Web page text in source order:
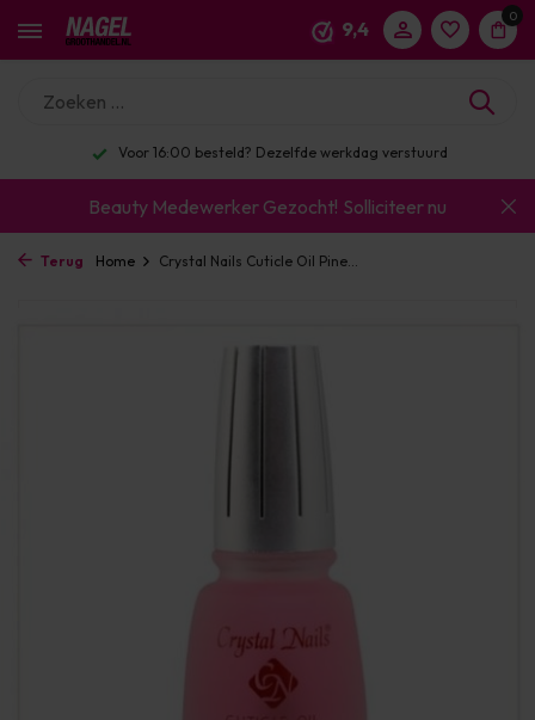
9,4
0
Voor 16:00 besteld? Dezelfde werkdag verstuurd
Beauty Medewerker Gezocht! Solliciteer nu
Terug Home Crystal Nails Cuticle Oil Pine...